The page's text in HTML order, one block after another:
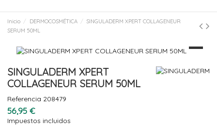
Inicio DERMOCOSMÉTICA
SINGULADERM XPERT COLLAGENEUR
SERUM 50ML
SINGULADERM XPERT
COLLAGENEUR SERUM 50ML
Referencia 208479
56,95 €
Impuestos incluidos